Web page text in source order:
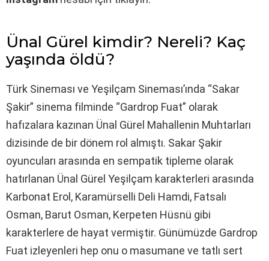
Ünal Gürel kimdir? Nereli? Kaç
yaşında öldü?
Türk Sineması ve Yeşilçam Sineması’ında “Sakar
Şakir” sinema filminde “Gardrop Fuat” olarak
hafızalara kazınan Ünal Gürel Mahallenin Muhtarları
dizisinde de bir dönem rol almıştı. Sakar Şakir
oyuncuları arasında en sempatik tipleme olarak
hatırlanan Ünal Gürel Yeşilçam karakterleri arasında
Karbonat Erol, Karamürselli Deli Hamdi, Fatsalı
Osman, Barut Osman, Kerpeten Hüsnü gibi
karakterlere de hayat vermiştir. Günümüzde Gardrop
Fuat izleyenleri hep onu o masumane ve tatlı sert